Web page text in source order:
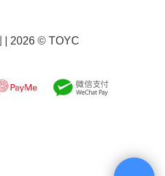
| 2026 © TOYC